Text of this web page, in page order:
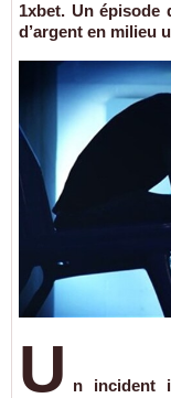
1xbet. Un épisode
d’argent en milieu
U n incident